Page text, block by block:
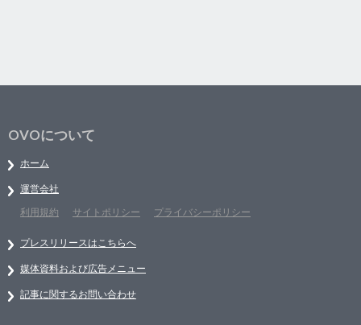
OVOについて
ホーム
運営会社
利用規約
サイトポリシー プライバシーポリシー
プレスリリースはこちらへ
媒体資料および広告メニュー
記事に関するお問い合わせ